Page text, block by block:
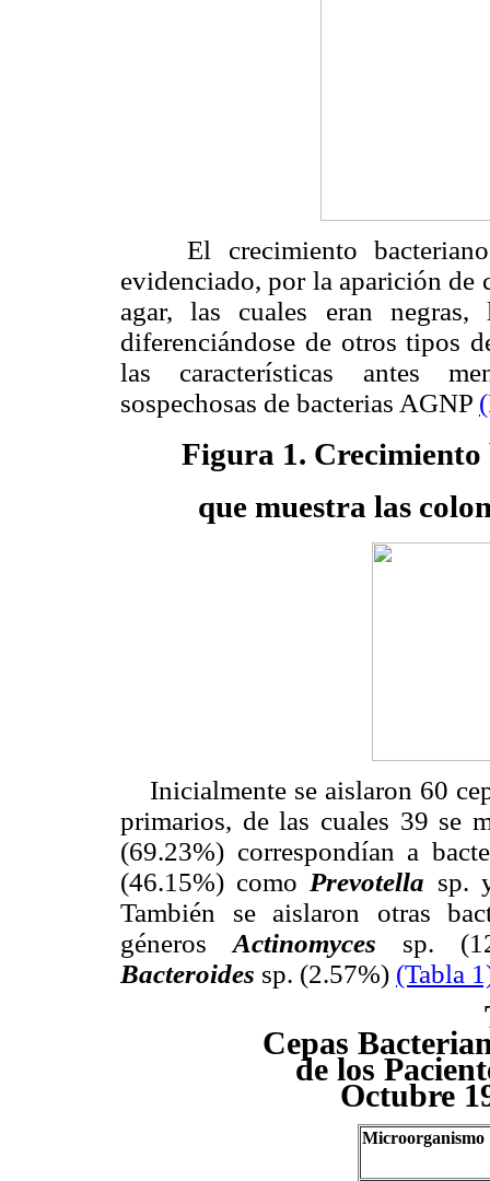
El crecimiento bacteriano
evidenciado, por la aparición de
agar, las cuales eran negras,
diferenciándose de otros tipos
las características antes
sospechosas de bacterias AGNP
Figura 1. Crecimiento
que muestra las
Inicialmente se aislaron 60
primarios, de las cuales 39 se
(69.23%) correspondían a
(46.15%) como Prevotella sp.
También se aislaron otras
géneros Actinomyces
sp.
Bacteroides sp. (2.57%) (Tabla
Cepas
de los
Octubre
Microorganismo